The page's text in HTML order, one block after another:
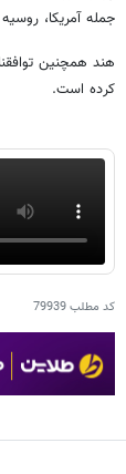
جمله آمریکا،
هند همچنین
کرده است.
کد مطلب79939